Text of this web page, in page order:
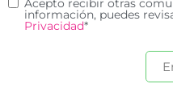
Acepto recibir otras
información, puedes
Privacidad*